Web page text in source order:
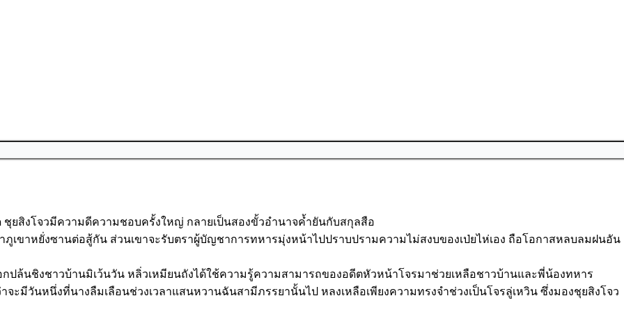
ชุยสิงโจวมีความดีความชอบครั้งใหญ่ กลายเป็นสองขั้วอำนาจค้ำยันกับสกุลสือ
เขาหยั่งซานต่อสู้กัน ส่วนเขาจะรับตราผู้บัญชาการทหารมุ่งหน้าไปปราบปรามความไม่สงบของเป่ยไห่เอง ถือโอกาสหลบลมฝนอัน
ล้นชิงชาวบ้านมิเว้นวัน หลิ่วเหมียนถังได้ใช้ความรู้ความสามารถของอดีตหัวหน้าโจรมาช่วยเหลือชาวบ้านและพี่น้องทหาร
มีวันหนึ่งที่นางลืมเลือนช่วงเวลาแสนหวานฉันสามีภรรยานั้นไป หลงเหลือเพียงความทรงจำช่วงเป็นโจรลู่เหวิน ซึ่งมองชุยสิงโจว